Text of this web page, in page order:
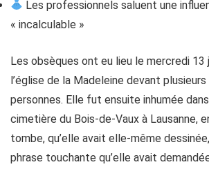
Les professionnels saluent une
« incalculable »
Les obsèques ont eu lieu le mercredi 13
l’église de la Madeleine devant
personnes. Elle fut ensuite inhumée
cimetière du Bois-de-Vaux à Lausanne,
tombe, qu’elle avait elle-même
phrase touchante qu’elle avait